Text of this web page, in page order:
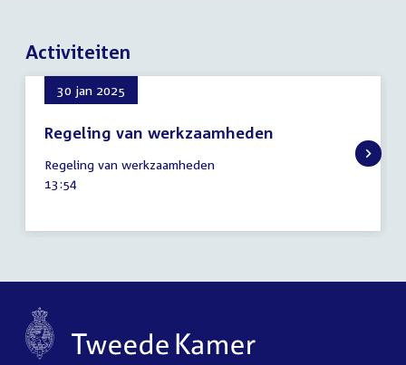
Activiteiten
30 jan 2025
Regeling van werkzaamheden
januari
2025
Regeling van werkzaamheden
Tijd
13:54